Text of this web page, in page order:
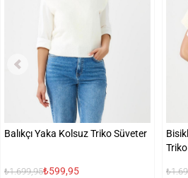
Balıkçı Yaka Kolsuz Triko Süveter
₺1.699,95₺599,95